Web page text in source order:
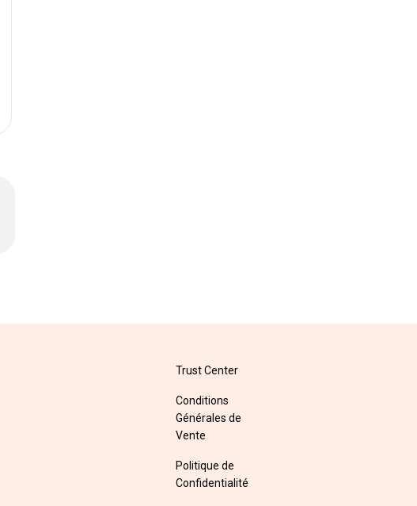
Trust Center
Conditions
Générales de
Vente
Politique de
Confidentialité